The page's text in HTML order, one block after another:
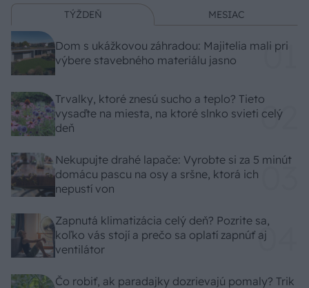
TÝŽDEŇ MESIAC
Dom s ukážkovou záhradou: Majitelia mali pri
výbere stavebného materiálu jasno
Trvalky, ktoré znesú sucho a teplo? Tieto
vysaďte na miesta, na ktoré slnko svieti celý
deň
Nekupujte drahé lapače: Vyrobte si za 5 minút
domácu pascu na osy a sršne, ktorá ich
nepustí von
Zapnutá klimatizácia celý deň? Pozrite sa,
koľko vás stojí a prečo sa oplatí zapnúť aj
ventilátor
Čo robiť, ak paradajky dozrievajú pomaly? Trik